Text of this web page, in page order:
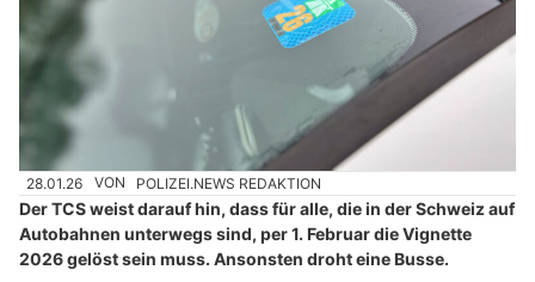
28.01.26 VON POLIZEI.NEWS REDAKTION
Der TCS weist darauf hin, dass für alle, die in der Schweiz auf
Autobahnen unterwegs sind, per 1. Februar die Vignette
2026 gelöst sein muss. Ansonsten droht eine Busse.